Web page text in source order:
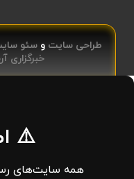
طراحی سایت وسئو
خبرگزاری
⚠️
همه سایت‌های